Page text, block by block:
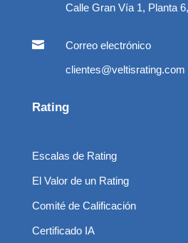
Calle Gran Vía 1, Planta

Correo electrónico
clientes@veltisrating.com
Rating
Escalas de Rating
El Valor de un Rating
Comité de Calificación
Certificado IA